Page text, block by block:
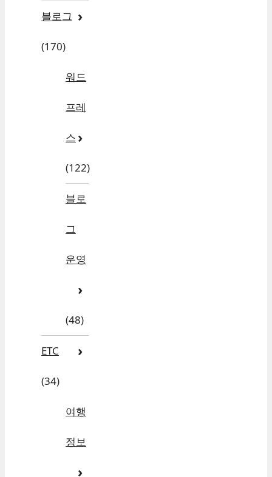
블로그
(170)
워드
프레
스
(122)
블로
그
운영
(48)
ETC
(34)
여행
정보